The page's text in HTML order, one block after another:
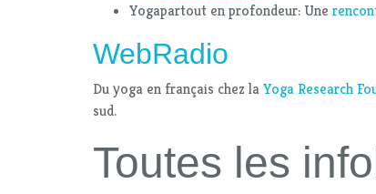
Yogapartout en profondeur: Une
WebRadio
Du yoga en français chez laYoga Research
sud.
Toutes les